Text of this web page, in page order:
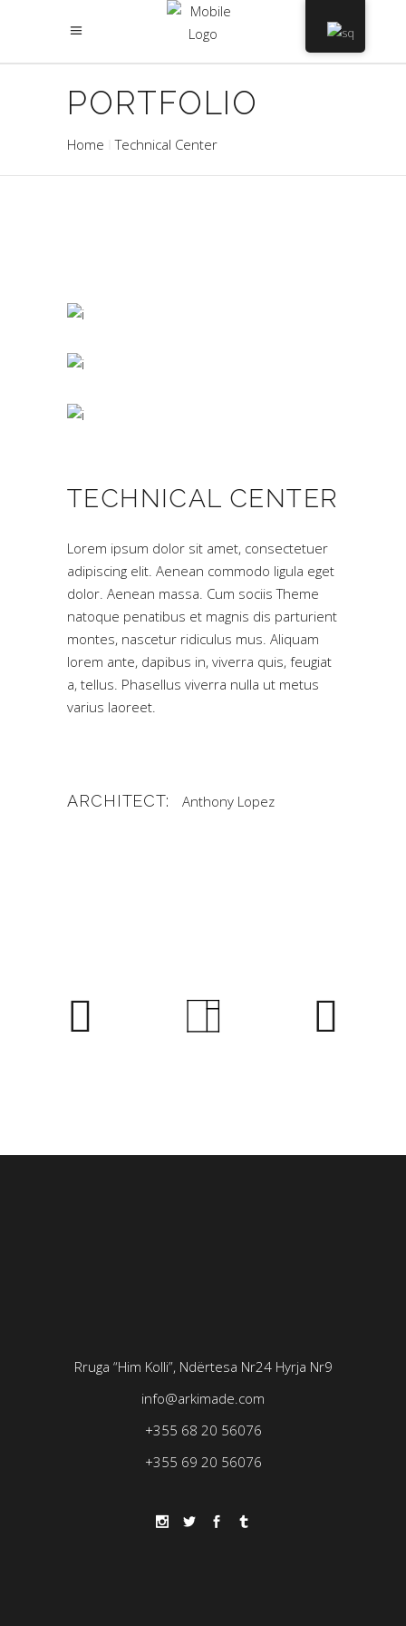
PORTFOLIO
Home Technical Center
TECHNICAL CENTER
Lorem ipsum dolor sit amet, consectetuer
adipiscing elit. Aenean commodo ligula eget
dolor. Aenean massa. Cum sociis Theme
natoque penatibus et magnis dis parturient
montes, nascetur ridiculus mus. Aliquam
lorem ante, dapibus in, viverra quis, feugiat
a, tellus. Phasellus viverra nulla ut metus
varius laoreet.
ARCHITECT: Anthony Lopez
Rruga “Him Kolli”, Ndërtesa Nr24 Hyrja Nr9
info@arkimade.com
+355 68 20 56076
+355 69 20 56076